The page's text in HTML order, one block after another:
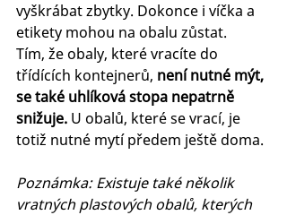
vyškrábat zbytky. Dokonce i víčka a
etikety mohou na obalu zůstat.
Tím, že obaly, které vracíte do
třídících kontejnerů, není nutné mýt,
se také uhlíková stopa nepatrně
snižuje. U obalů, které se vrací, je
totiž nutné mytí předem ještě doma.
Poznámka: Existuje také několik
vratných plastových obalů, kterých